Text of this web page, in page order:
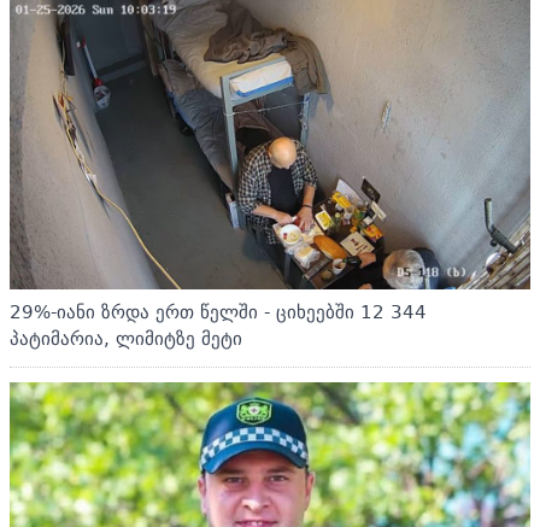
29%-იანი ზრდა ერთ წელში - ციხეებში 12 344
პატიმარია, ლიმიტზე მეტი